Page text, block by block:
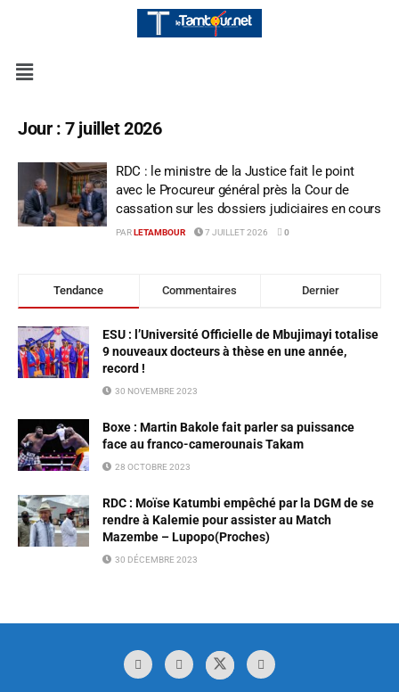
Jour :7 juillet 2026
RDC : le ministre de la Justice fait le point
avec le Procureur général près la Cour de
cassation sur les dossiers judiciaires en cours
PAR LETAMBOUR 7 JUILLET 2026 0
Tendance Commentaires Dernier
ESU : l’Université Officielle de Mbujimayi totalise
9 nouveaux docteurs à thèse en une année,
record !
30 NOVEMBRE 2023
Boxe : Martin Bakole fait parler sa puissance
face au franco-camerounais Takam
28 OCTOBRE 2023
RDC : Moïse Katumbi empêché par la DGM de se
rendre à Kalemie pour assister au Match
Mazembe – Lupopo(Proches)
30 DÉCEMBRE 2023